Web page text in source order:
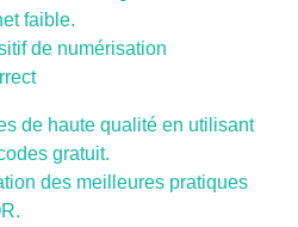
faible.
de numérisation
de haute qualité en utilisant
gratuit.
des meilleures pratiques